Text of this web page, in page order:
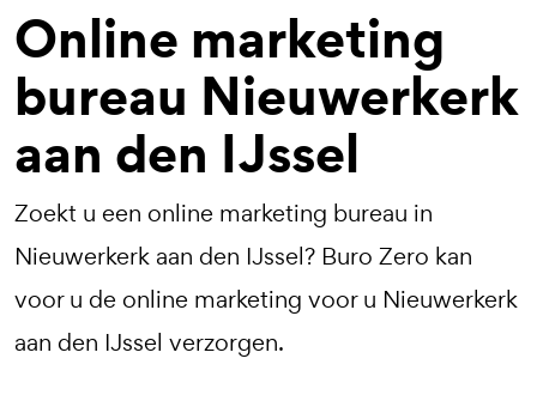
Online marketing
bureau Nieuwerkerk
aan den IJssel
Zoekt u een online marketing bureau in
Nieuwerkerk aan den IJssel? Buro Zero kan
voor u de online marketing voor u Nieuwerkerk
aan den IJssel verzorgen.